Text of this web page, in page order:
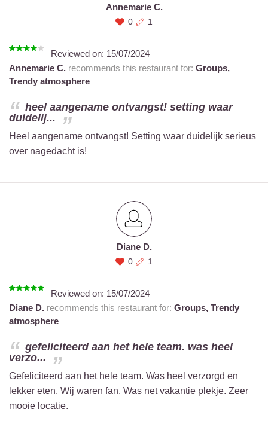
Annemarie C.
0 1
Reviewed on: 15/07/2024
Annemarie C. recommends this restaurant for: Groups,
Trendy atmosphere
heel aangename ontvangst! setting waar
duidelij...
Heel aangename ontvangst! Setting waar duidelijk serieus
over nagedacht is!
Diane D.
0 1
Reviewed on: 15/07/2024
Diane D. recommends this restaurant for: Groups, Trendy
atmosphere
gefeliciteerd aan het hele team. was heel
verzo...
Gefeliciteerd aan het hele team. Was heel verzorgd en
lekker eten. Wij waren fan. Was net vakantie plekje. Zeer
mooie locatie.